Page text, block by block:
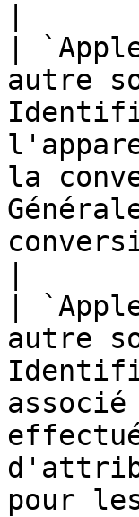
|
autre
la
|
autre
pour